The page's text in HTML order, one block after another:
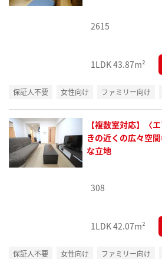
2615
1LDK43.87m²
保証人不要 女性向け ファミリー向け
【複数室対応】〈
きの近くの広々空
な立地
308
1LDK42.07m²
保証人不要 女性向け ファミリー向け